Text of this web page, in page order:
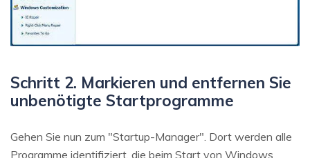
Schritt 2. Markieren und entfernen Sie
unbenötigte Startprogramme
Gehen Sie nun zum "Startup-Manager". Dort werden alle
Programme identifiziert, die beim Start von Windows